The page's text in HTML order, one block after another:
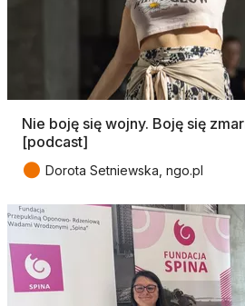
Nie boję się wojny. Boję się
[podcast]
● Dorota Setniewska, ngo.pl